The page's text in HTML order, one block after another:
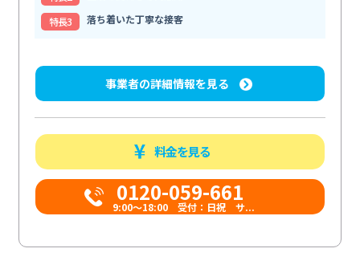
特⻑3
落ち着いた丁寧な接客
事業者の詳細情報を見る
料金を見る
0120-059-661
9:00〜18:00 受付：日祝 サ...